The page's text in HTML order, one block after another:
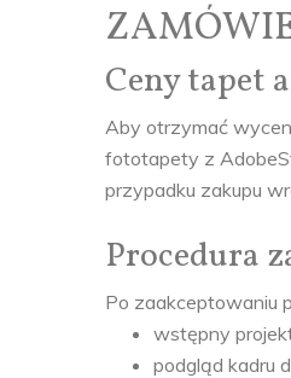
Ceny tapet
Aby otrzymać
fototapety z
przypadku zakupu
Procedura
Po zaakceptowaniu
wstępny
podgląd kadru